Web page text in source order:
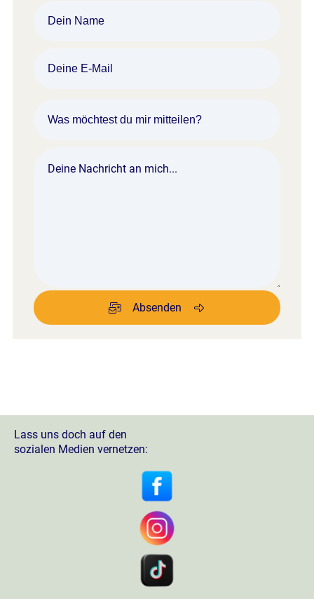
Absenden
Lass uns doch auf den
sozialen Medien vernetzen: